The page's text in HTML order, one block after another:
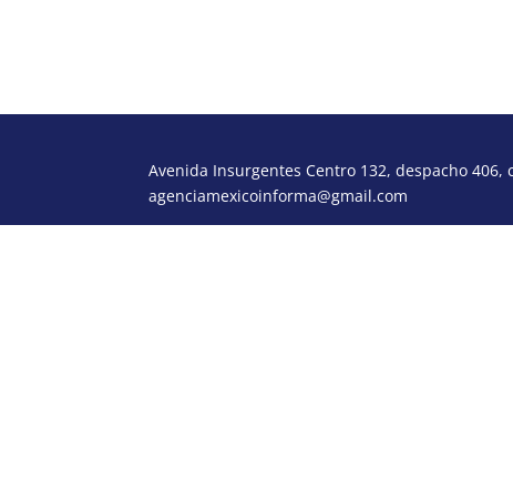
Avenida Insurgentes Centro 132, despacho 406,
agenciamexicoinforma@gmail.com